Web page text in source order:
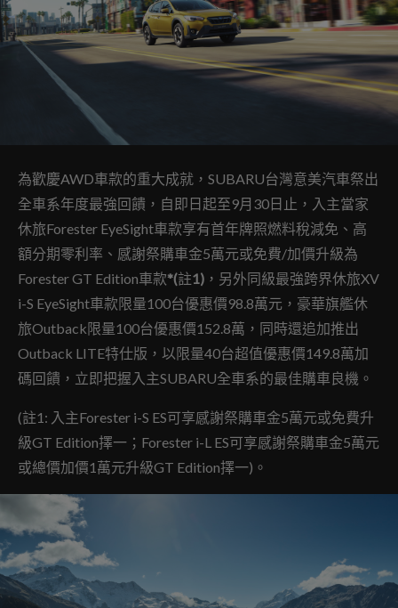
為歡慶AWD車款的重大成就，SUBARU台灣意美汽車祭出
全車系年度最強回饋，自即日起至9月30日止，入主當家
休旅Forester EyeSight車款享有首年牌照燃料稅減免、高
額分期零利率、感謝祭購車金5萬元或免費/加價升級為
Forester GT Edition車款*(註1) ，另外同級最強跨界休旅XV
i-S EyeSight車款限量100台優惠價98.8萬元，豪華旗艦休
旅Outback限量100台優惠價152.8萬，同時還追加推出
Outback LITE特仕版，以限量40台超值優惠價149.8萬加
碼回饋，立即把握入主SUBARU全車系的最佳購車良機。
(註1: 入主Forester i-S ES可享感謝祭購車金5萬元或免費升
級GT Edition擇一；Forester i-L ES可享感謝祭購車金5萬元
或總價加價1萬元升級GT Edition擇一)。